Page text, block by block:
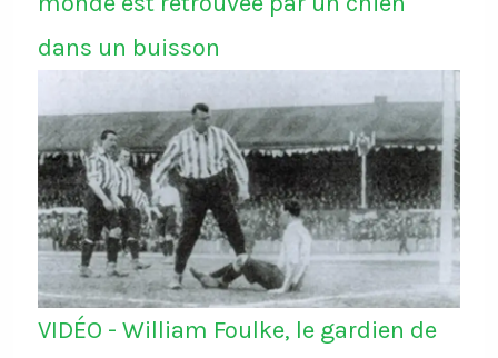
dans un buisson
VIDÉO - William Foulke, le gardien de